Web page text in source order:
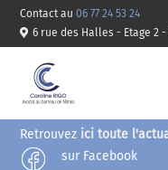
Contact au 06 77 24 53 24
6 rue des Halles - Etage 2
ACCUEIL
Retrouvez ici toute
sur Facebook